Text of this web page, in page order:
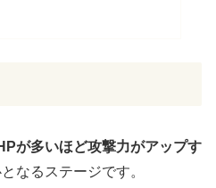
HPが多いほど攻撃力がアップす
なるステージです。